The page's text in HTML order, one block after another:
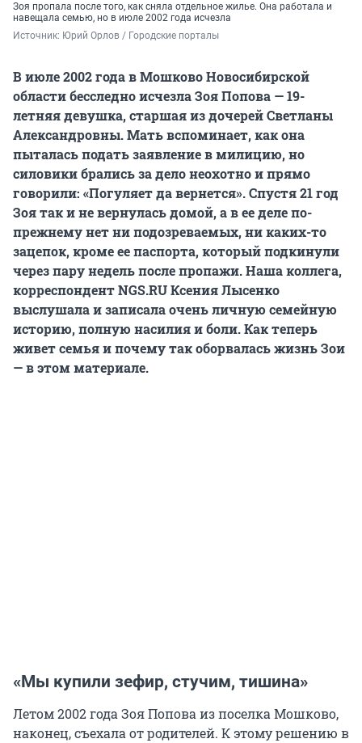
Зоя пропала после того, как сняла отдельное жилье. Она работала и
навещала семью, но в июле 2002 года исчезла
Источник: Юрий Орлов / Городские порталы
В июле 2002 года в Мошково Новосибирской
области бесследно исчезла Зоя Попова — 19-
летняя девушка, старшая из дочерей Светланы
Александровны. Мать вспоминает, как она
пыталась подать заявление в милицию, но
силовики брались за дело неохотно и прямо
говорили: «Погуляет да вернется». Спустя 21 год
Зоя так и не вернулась домой, а в ее деле по-
прежнему нет ни подозреваемых, ни каких-то
зацепок, кроме ее паспорта, который подкинули
через пару недель после пропажи. Наша коллега,
корреспондент NGS.RU Ксения Лысенко
выслушала и записала очень личную семейную
историю, полную насилия и боли. Как теперь
живет семья и почему так оборвалась жизнь Зои
— в этом материале.
«Мы купили зефир, стучим, тишина»
Летом 2002 года Зоя Попова из поселка Мошково,
наконец, съехала от родителей. К этому решению в